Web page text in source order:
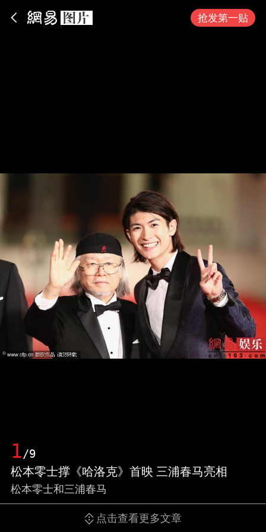
抢发第一贴
1/9
松本零士撑《哈洛克》首映 三浦春马亮相
松本零士和三浦春马
点击查看更多文章